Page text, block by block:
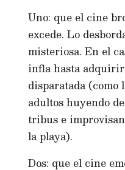
Uno: que el cine
excede. Lo
misteriosa. En el
infla hasta
disparatada (como
adultos huyendo
tribus e
la playa).
Dos: que el cine